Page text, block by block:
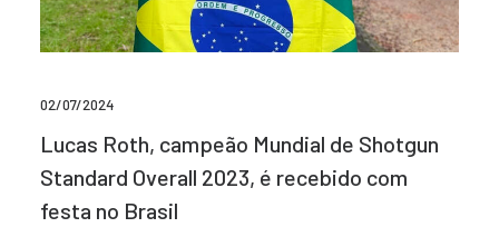
02/07/2024
Lucas Roth, campeão Mundial de Shotgun
Standard Overall 2023, é recebido com
festa no Brasil